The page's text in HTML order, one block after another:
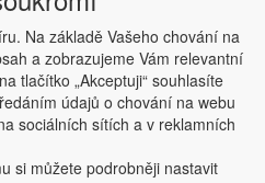
Software a.s. 2019
Na základě Vašeho chování na
a zobrazujeme Vám relevantní
tlačítko „Akceptuji“ souhlasíte
údajů o chování na webu
sociálních sítích a v reklamních
si můžete podrobněji nastavit